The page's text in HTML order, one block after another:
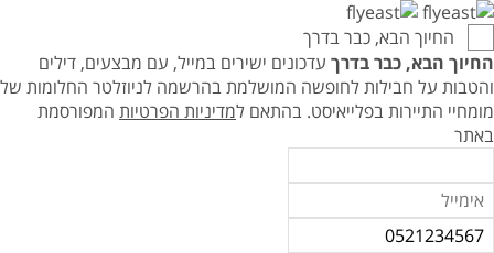
החיוך הבא, כבר בדרך
החיוך הבא, כבר בדרך עדכונים ישירים במייל, עם מבצעים, דילים
והטבות על חבילות לחופשה המושלמת בהרשמה לניוזלטר החלומות של
מומחיי התיירות בפלייאיסט. בהתאם למדיניות הפרטיות המפורסמת
באתר